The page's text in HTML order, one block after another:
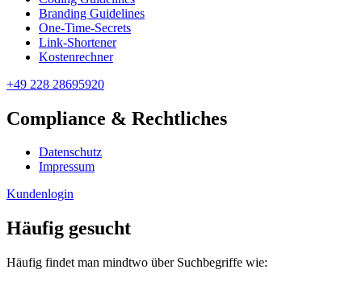
Branding Guidelines
One-Time-Secrets
Link-Shortener
Kostenrechner
+49 228 28695920
Compliance & Rechtliches
Datenschutz
Impressum
Kundenlogin
Häufig gesucht
Häufig findet man mindtwo über Suchbegriffe wie: